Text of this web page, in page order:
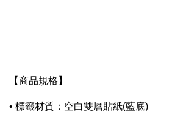
【商品規格】
• 標籤材質：空白雙層貼紙(藍底)